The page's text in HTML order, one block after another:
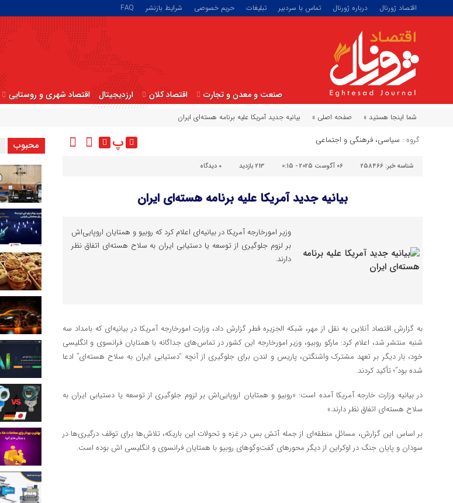
اقتصاد ژورنال درباره ژورنال تماس با سردبیر تبلیغات حریم خصوصی شرایط بازنشر FAQ
صنعت و معدن و تجارت اقتصاد کلان ارزدیجیتال اقتصاد شهری و روستایی
شما اینجا هستید » صفحه اصلی » بیانیه جدید آمریکا علیه برنامه هسته‌ای ایران
گروه : سیاسی، فرهنگی و اجتماعی پ
شناسه خبر: 258466 06 آگوست 2025 - 0:15 213 بازدید ۰ دیدگاه
بیانیه جدید آمریکا علیه برنامه هسته‌ای ایران
وزیر امورخارجه آمریکا در بیانیه‌ای اعلام کرد که روبیو و همتایان اروپایی‌اش
بر لزوم جلوگیری از توسعه یا دستیابی ایران به سلاح هسته‌ای اتفاق نظر
دارند.
به گزارش اقتصاد آنلاین به نقل از مهر، شبکه الجزیره قطر گزارش داد، وزارت امورخارجه آمریکا در بیانیه‌ای که بامداد سه
شنبه منتشر شد، اعلام کرد: مارکو روبیو، وزیر امورخارجه این کشور در تماس‌های جداگانه با همتایان فرانسوی و انگلیسی
خود، بار دیگر بر تعهد مشترک واشنگتن، پاریس و لندن برای جلوگیری از آنچه “دستیابی ایران به سلاح هسته‌ای” ادعا
شده بود”؛ تأکید کردند.
در بیانیه وزارت خارجه آمریکا آمده است: «روبیو و همتایان اروپایی‌اش بر لزوم جلوگیری از توسعه یا دستیابی ایران به
سلاح هسته‌ای اتفاق نظر دارند.»
بر اساس این گزارش، مسائل منطقه‌ای از جمله آتش بس در غزه و تحولات این باریکه، تلاش‌ها برای توقف درگیری‌ها در
سودان و پایان جنگ در اوکراین از دیگر محور‌های گفت‌و‌گو‌های روبیو با همتایان فرانسوی و انگلیسی اش بوده است.
محبوب